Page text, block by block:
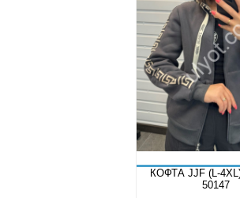
КОФТА JJF (L-
50147